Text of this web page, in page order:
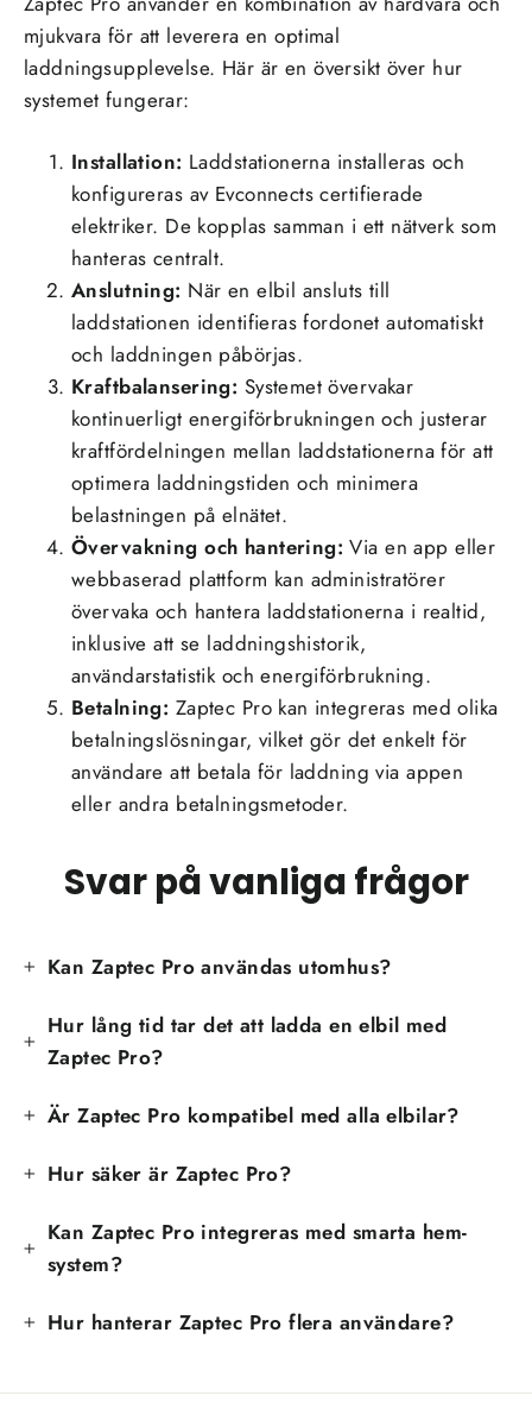
mjukvara för att leverera en optimal
laddningsupplevelse. Här är en översikt över hur
systemet fungerar:
Installation: Laddstationerna installeras och
konfigureras av Evconnects certifierade
elektriker. De kopplas samman i ett nätverk som
hanteras centralt.
Anslutning: När en elbil ansluts till
laddstationen identifieras fordonet automatiskt
och laddningen påbörjas.
Kraftbalansering: Systemet övervakar
kontinuerligt energiförbrukningen och justerar
kraftfördelningen mellan laddstationerna för att
optimera laddningstiden och minimera
belastningen på elnätet.
Övervakning och hantering:Via en app eller
webbaserad plattform kan administratörer
övervaka och hantera laddstationerna i realtid,
inklusive att se laddningshistorik,
användarstatistik och energiförbrukning.
Betalning: Zaptec Pro kan integreras med olika
betalningslösningar, vilket gör det enkelt för
användare att betala för laddning via appen
eller andra betalningsmetoder.
Svar på vanliga frågor
Kan Zaptec Pro användas utomhus?
Hur lång tid tar det att ladda en elbil med
Zaptec Pro?
Är Zaptec Pro kompatibel med alla elbilar?
Hur säker är Zaptec Pro?
Kan Zaptec Pro integreras med smarta hem-
system?
Hur hanterar Zaptec Pro flera användare?